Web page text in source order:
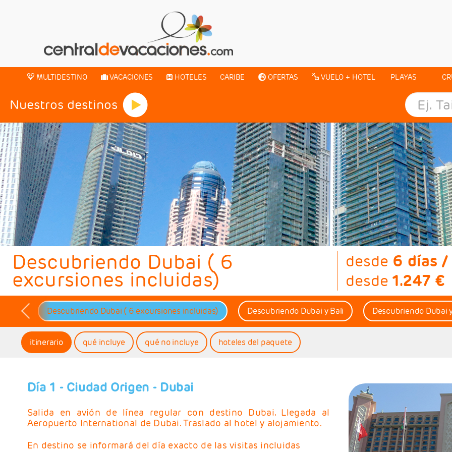
MULTIDESTINO VACACIONES HOTELES CARIBE OFERTAS VUELO + HOTEL PLAYAS
Nuestros destinos
Descubriendo Dubai ( 6
excursiones incluidas)
desde 6 días /
desde 1.247 €
Descubriendo Dubai ( 6 excursiones incluidas) Descubriendo Dubai y Bali Descubriendo Dubai
itinerario qué incluye qué no incluye hoteles del paquete
Día 1 - Ciudad Origen - Dubai
Salida en avión de línea regular con destino Dubai. Llegada al
Aeropuerto International de Dubai. Traslado al hotel y alojamiento.
En destino se informará del día exacto de las visitas incluidas